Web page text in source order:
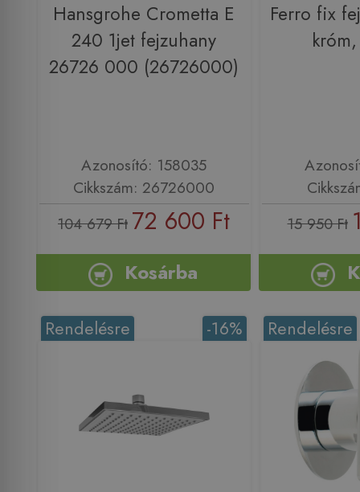
Hansgrohe Crometta E
240 1jet fejzuhany
26726 000 (26726000)
Azonosító: 158035
Cikkszám: 26726000
104 679 Ft 72 600 Ft
Kosárba
Ferro fix
15 950 Ft
-16%
Rendelésre Rendelésre